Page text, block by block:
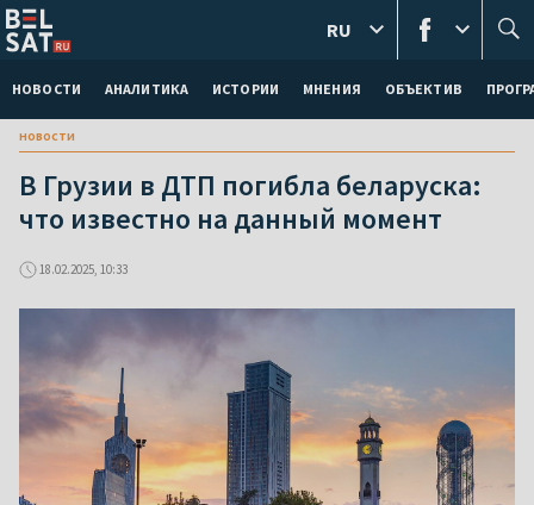
НОВОСТИ АНАЛИТИКА ИСТОРИИ МНЕНИЯ ОБЪЕКТИВ
RU
новости
В Грузии в ДТП погибла беларуска:
что известно на данный момент
18.02.2025, 10:33